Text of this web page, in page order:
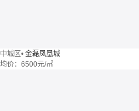
中城区• 金磊凤凰城
均价： 6500元/㎡